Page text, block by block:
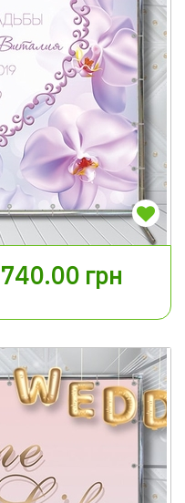
740.00 грн